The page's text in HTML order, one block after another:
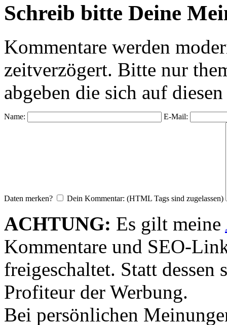
Schreib bitte Deine
Kommentare werden
zeitverzögert. Bitte nur
abgeben die sich auf
Name: E-Mail:
Daten merken? Dein Kommentar: (HTML Tags sind zugelassen)
ACHTUNG: Es gilt meine
Kommentare und SEO-
freigeschaltet. Statt dessen
Profiteur der Werbung.
Bei persönlichen